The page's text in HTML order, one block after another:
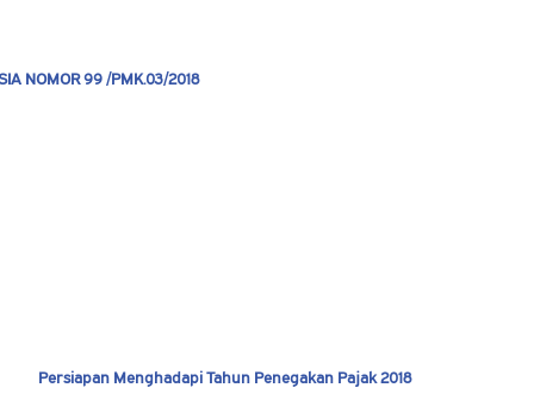
NOMOR 99 /PMK.03/2018
Persiapan Menghadapi Tahun Penegakan Pajak 2018